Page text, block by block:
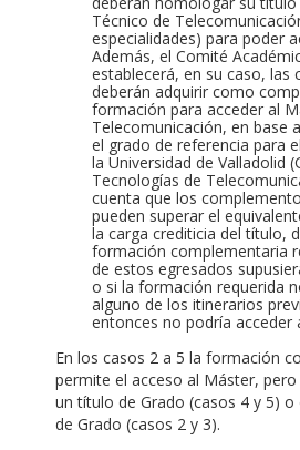
Técnico de
especialidades) para poder
Además, el Comité
establecerá, en su caso, las
deberán adquirir como
formación para acceder al
Telecomunicación, en base
el grado de referencia para
la Universidad de Valladolid
Tecnologías de
cuenta que los
pueden superar el
la carga crediticia del título,
formación complementaria
de estos egresados
o si la formación requerida
alguno de los itinerarios
entonces no podría acceder
En los casos 2 a 5 la formación
permite el acceso al Máster,
un título de Grado (casos 4 y 5)
de Grado (casos 2 y 3).